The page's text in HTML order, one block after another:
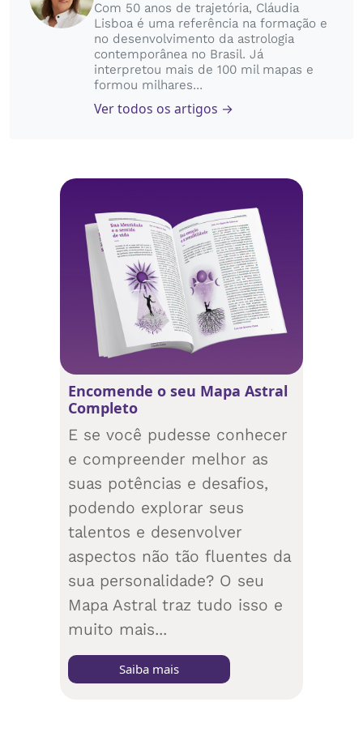
Com 50 anos de trajetória, Cláudia
Lisboa é uma referência na formação e
no desenvolvimento da astrologia
contemporânea no Brasil. Já
interpretou mais de 100 mil mapas e
formou milhares...
Ver todos os artigos →
Encomende o seu Mapa Astral
Completo
E se você pudesse conhecer
e compreender melhor as
suas potências e desafios,
podendo explorar seus
talentos e desenvolver
aspectos não tão fluentes da
sua personalidade? O seu
Mapa Astral traz tudo isso e
muito mais...
Saiba mais